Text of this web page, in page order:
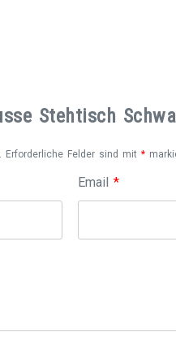
Stehtisch
Erforderliche Felder sind mit *
Email *